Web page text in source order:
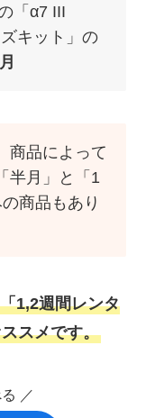
「α7 III
キット」の
商品によって
半月」と「1
商品もあり
1,2週間レンタ
スメです。
／